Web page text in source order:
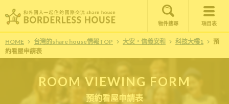
物件搜尋 項目表
HOME 台灣的share house情報TOP 大安・信義安和 科技大樓1
預
約看屋申請表
ROOM VIEWING FORM
預約看屋申請表